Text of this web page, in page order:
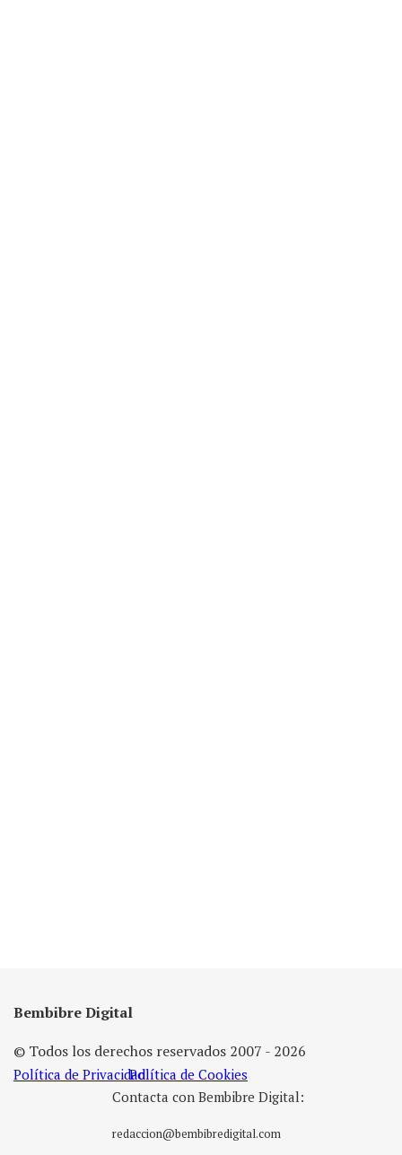
Bembibre Digital
© Todos los derechos reservados 2007 - 2026
Política de PrivacidadPolítica de Cookies
Contacta con Bembibre Digital:
redaccion@bembibredigital.com